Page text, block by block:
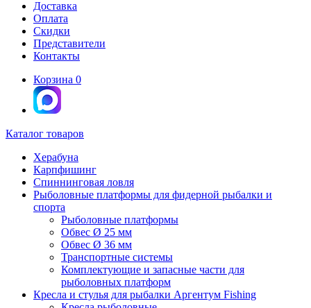
Доставка
Оплата
Скидки
Представители
Контакты
Корзина 0
Каталог товаров
Херабуна
Карпфишинг
Спиннинговая ловля
Рыболовные платформы для фидерной рыбалки и
спорта
Рыболовные платформы
Обвес Ø 25 мм
Обвес Ø 36 мм
Транспортные системы
Комплектующие и запасные части для
рыболовных платформ
Кресла и стулья для рыбалки Аргентум Fishing